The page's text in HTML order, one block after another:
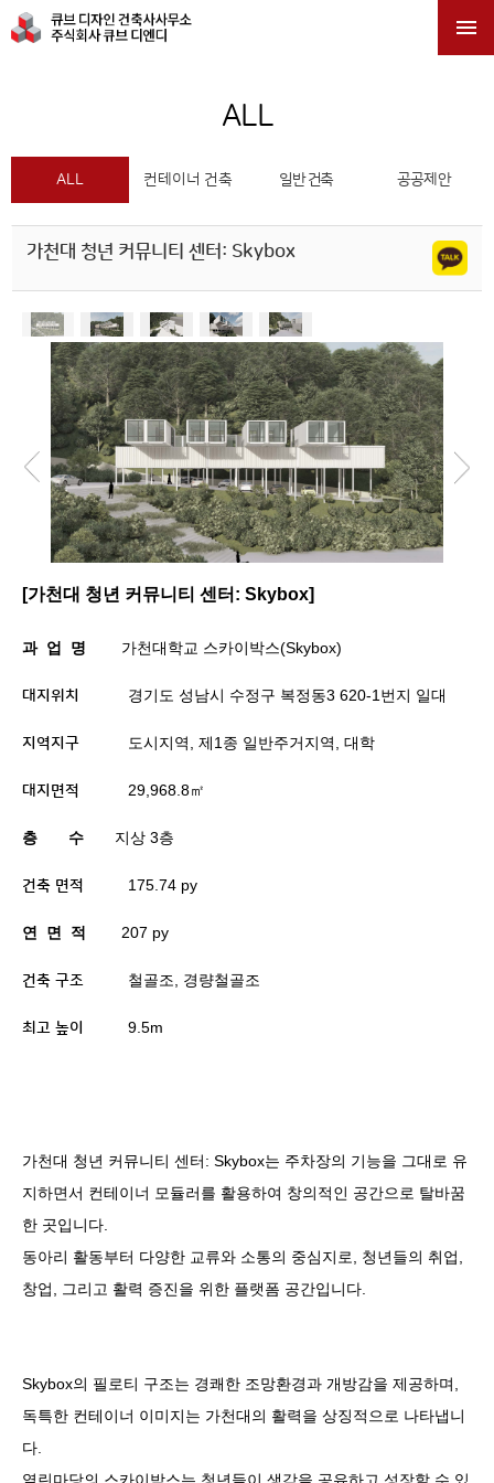

ALL
ALL 컨테이너 건축 일반 건축 공공제안
가천대 청년 커뮤니티 센터: Skybox
[가천대 청년 커뮤니티 센터: Skybox]
과 업 명 가천대학교 스카이박스(Skybox)
대지위치 경기도 성남시 수정구 복정동3 620-1 번지 일대
지역지구 도시지역 제1 종 일반주거지역 대학
대지면적 29,968.8㎡
층 수 지상 3층
건축 면적 175.74 py
연 면 적 207 py
건축 구조 철골조 경량철골조
최고 높이 9.5m
가천대 청년 커뮤니티 센터: Skybox는 주차장의 기능을 그대로 유
지하면서 컨테이너 모듈러를 활용하여 창의적인 공간으로 탈바꿈
한 곳입니다.
동아리 활동부터 다양한 교류와 소통의 중심지로
청년들의 취업
창업
그리고 활력 증진을 위한 플랫폼 공간입니다.
Skybox의 필로티 구조는 경쾌한 조망환경과 개방감을 제공하며
독특한 컨테이너 이미지는 가천대의 활력을 상징적으로 나타냅니
다.
열린마당의 스카이박스는 청년들이 생각을 공유하고 성장할 수 있